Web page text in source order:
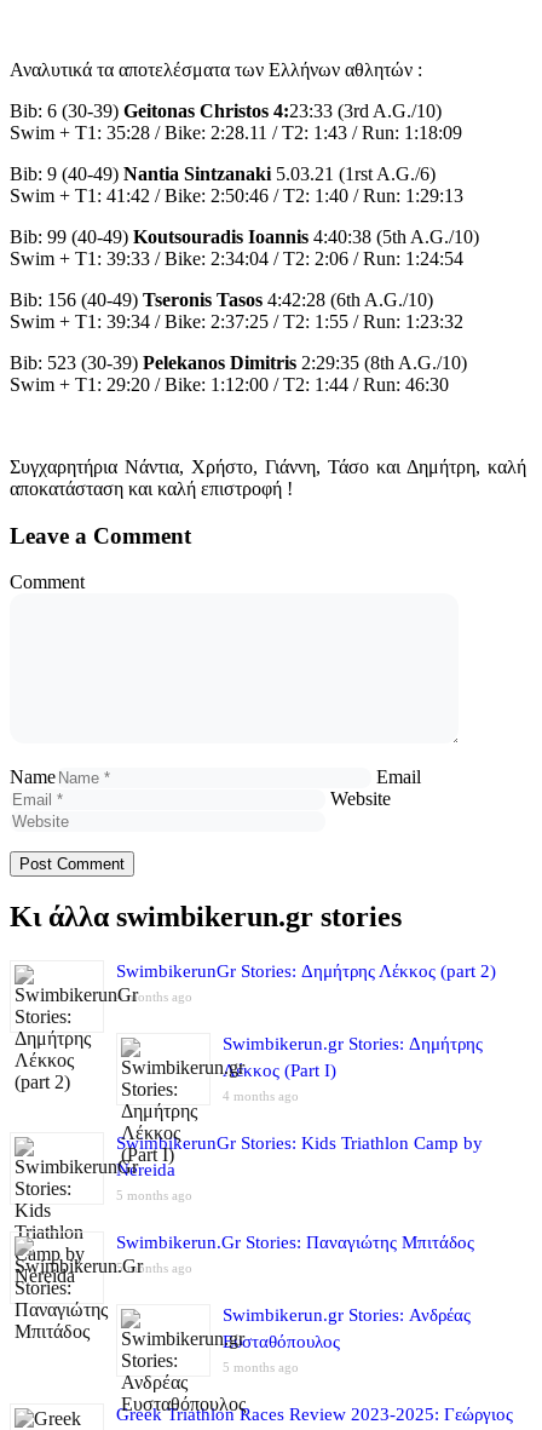
Αναλυτικά τα αποτελέσματα των Ελλήνων αθλητών :
Bib: 6 (30-39) Geitonas Christos 4:23:33 (3rd A.G./10)
Swim + T1: 35:28 / Bike: 2:28.11 / T2: 1:43 / Run: 1:18:09
Bib: 9 (40-49) Nantia Sintzanaki 5.03.21 (1rst A.G./6)
Swim + T1: 41:42 / Bike: 2:50:46 / T2: 1:40 / Run: 1:29:13
Bib: 99 (40-49) Koutsouradis Ioannis 4:40:38 (5th A.G./10)
Swim + T1: 39:33 / Bike: 2:34:04 / T2: 2:06 / Run: 1:24:54
Bib: 156 (40-49) Tseronis Tasos 4:42:28 (6th A.G./10)
Swim + T1: 39:34 / Bike: 2:37:25 / T2: 1:55 / Run: 1:23:32
Bib: 523 (30-39) Pelekanos Dimitris 2:29:35 (8th A.G./10)
Swim + T1: 29:20 / Bike: 1:12:00 / T2: 1:44 / Run: 46:30
Συγχαρητήρια Νάντια, Χρήστο, Γιάννη, Τάσο και Δημήτρη, καλή
αποκατάσταση και καλή επιστροφή !
Leave a Comment
Comment
Name
Email
Website
Κι άλλα swimbikerun.gr stories
SwimbikerunGr Stories: Δημήτρης Λέκκος (part 2)
4 months ago
Swimbikerun.gr Stories: Δημήτρης
Λέκκος (Part I)
4 months ago
SwimbikerunGr Stories: Kids Triathlon Camp by
Nereida
5 months ago
Swimbikerun.Gr Stories: Παναγιώτης Μπιτάδος
5 months ago
Swimbikerun.gr Stories: Ανδρέας
Ευσταθόπουλος
5 months ago
Greek Triathlon Races Review 2023-2025: Γεώργιος